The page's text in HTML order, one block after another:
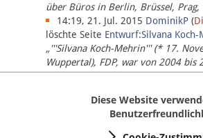
über Büros in Berlin, Brüssel, Prag,
14:19, 21. Jul. 2015 DominikP (
löschte Seite Entwurf:Silvana
„'''Silvana Koch-Mehrin''' (* 17.
Wuppertal), FDP, war von 2004 bis
Europäischen Parlaments, seit
Diese Website